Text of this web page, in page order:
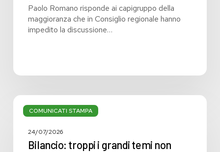
Paolo Romano risponde ai capigruppo della
maggioranza che in Consiglio regionale hanno
impedito la discussione…
COMUNICATI STAMPA
Bilancio:
troppi
grandi24/07/2026
Bilancio: troppi i grandi temi non